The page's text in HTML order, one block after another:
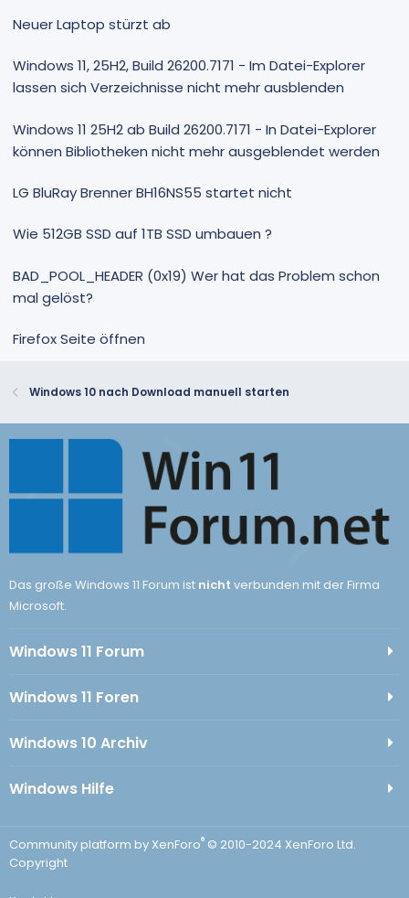
Neuer Laptop stürzt ab
Windows 11, 25H2, Build 26200.7171 - Im Datei-Explorer
lassen sich Verzeichnisse nicht mehr ausblenden
Windows 11 25H2 ab Build 26200.7171 - In Datei-Explorer
können Bibliotheken nicht mehr ausgeblendet werden
LG BluRay Brenner BH16NS55 startet nicht
Wie 512GB SSD auf 1TB SSD umbauen ?
BAD_POOL_HEADER (0x19) Wer hat das Problem schon
mal gelöst?
Firefox Seite öffnen
Windows 10 nach Download manuell starten
Das große Windows 11 Forum ist nicht verbunden mit der Firma
Microsoft.
Windows 11 Forum
Windows 11 Foren
Windows 10 Archiv
Windows Hilfe
Community platform by XenForo® © 2010-2024 XenForo Ltd.
Copyright